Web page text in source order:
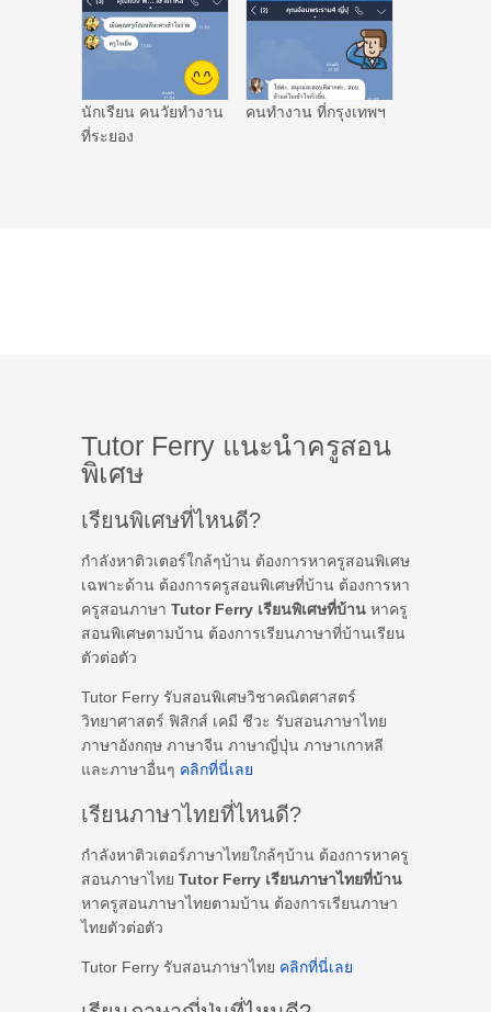
นักเรียน คนวัยทำงาน
ที่ระยอง
คนทำงาน ที่กรุงเทพฯ
Tutor Ferry แนะนำครูสอน
พิเศษ
เรียนพิเศษที่ไหนดี?
กำลังหาติวเตอร์ใกล้ๆบ้าน ต้องการหาครูสอนพิเศษ
เฉพาะด้าน ต้องการครูสอนพิเศษที่บ้าน ต้องการหา
ครูสอนภาษา Tutor Ferry เรียนพิเศษที่บ้าน หาครู
สอนพิเศษตามบ้าน ต้องการเรียนภาษาที่บ้านเรียน
ตัวต่อตัว
Tutor Ferry รับสอนพิเศษวิชาคณิตศาสตร์
วิทยาศาสตร์ ฟิสิกส์ เคมี ชีวะ รับสอนภาษาไทย
ภาษาอังกฤษ ภาษาจีน ภาษาญี่ปุ่น ภาษาเกาหลี
และภาษาอื่นๆ คลิกที่นี่เลย
เรียนภาษาไทยที่ไหนดี?
กำลังหาติวเตอร์ภาษาไทยใกล้ๆบ้าน ต้องการหาครู
สอนภาษาไทย Tutor Ferry เรียนภาษาไทยที่บ้าน
หาครูสอนภาษาไทยตามบ้าน ต้องการเรียนภาษา
ไทยตัวต่อตัว
Tutor Ferry รับสอนภาษาไทย คลิกที่นี่เลย